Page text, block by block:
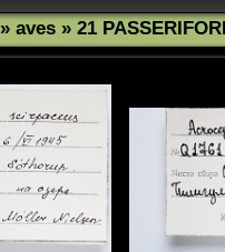
» aves » 21